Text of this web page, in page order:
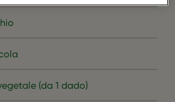
(da 1 dado)